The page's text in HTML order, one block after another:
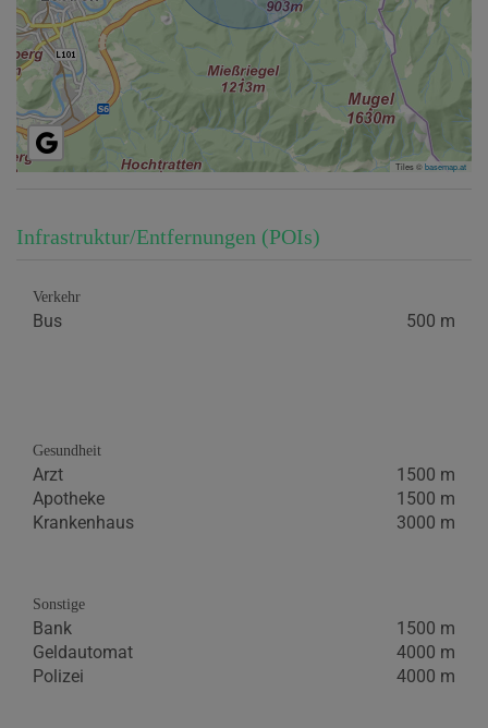
Tiles ©basemap.at
Infrastruktur/Entfernungen (POIs)
Verkehr
Bus 500 m
Gesundheit
Arzt
1500 m
Apotheke
1500 m
Krankenhaus
3000 m
Sonstige
Bank
1500 m
Geldautomat
4000 m
Polizei
4000 m